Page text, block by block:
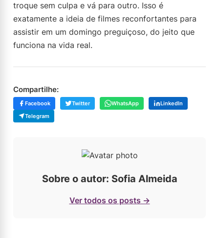
troque sem culpa e vá para outro. Isso é
exatamente a ideia de filmes reconfortantes para
assistir em um domingo preguiçoso, do jeito que
funciona na vida real.
Compartilhe:
Facebook Twitter WhatsApp
LinkedIn
Telegram
Sobre o autor: Sofia Almeida
Ver todos os posts →